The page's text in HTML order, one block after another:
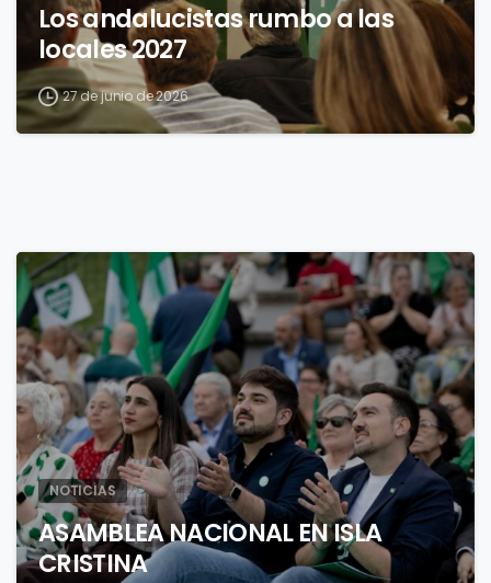
Los andalucistas rumbo a las
locales 2027
27 de junio de 2026
3
NOTICIAS
ASAMBLEA NACIONAL EN ISLA
CRISTINA